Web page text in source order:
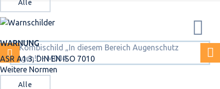
Alle
WARNUNG
ASR A1.3, DIN EN ISO 7010
Weitere Normen
Alle